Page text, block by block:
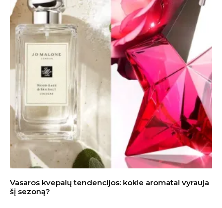
Vasaros kvepalų tendencijos: kokie aromatai vyrauja
šį sezoną?